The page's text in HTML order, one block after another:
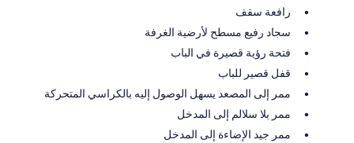
رافعة سقف
سجاد رفيع مسطح لأرضية الغرفة
فتحة رؤية قصيرة في الباب
قفل قصير للباب
ممر إلى المصعد يسهل الوصول إليه بالكراسي المتحركة
ممر بلا سلالم إلى المدخل
ممر جيد الإضاءة إلى المدخل